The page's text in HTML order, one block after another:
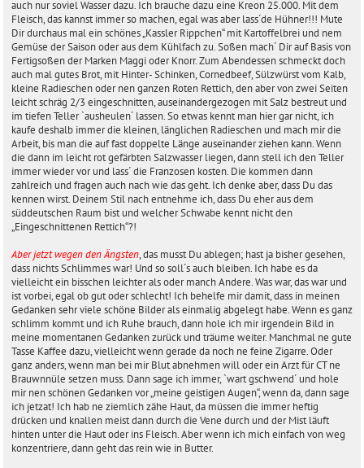
auch nur soviel Wasser dazu. Ich brauche dazu eine Kreon 25.000. Mit dem
Fleisch, das kannst immer so machen, egal was aber lass´de Hühner!!! Mute
Dir durchaus mal ein schönes „Kassler Rippchen“ mit Kartoffelbrei und nem
Gemüse der Saison oder aus dem Kühlfach zu. Soßen mach´ Dir auf Basis von
Fertigsoßen der Marken Maggi oder Knorr. Zum Abendessen schmeckt doch
auch mal gutes Brot, mit Hinter- Schinken, Cornedbeef, Sülzwürst vom Kalb,
kleine Radieschen oder nen ganzen Roten Rettich, den aber von zwei Seiten
leicht schräg 2/3 eingeschnitten, auseinandergezogen mit Salz bestreut und
im tiefen Teller `ausheulen´ lassen. So etwas kennt man hier gar nicht, ich
kaufe deshalb immer die kleinen, länglichen Radieschen und mach mir die
Arbeit, bis man die auf fast doppelte Länge auseinander ziehen kann. Wenn
die dann im leicht rot gefärbten Salzwasser liegen, dann stell ich den Teller
immer wieder vor und lass´ die Franzosen kosten. Die kommen dann
zahlreich und fragen auch nach wie das geht. Ich denke aber, dass Du das
kennen wirst. Deinem Stil nach entnehme ich, dass Du eher aus dem
süddeutschen Raum bist und welcher Schwabe kennt nicht den
„Eingeschnittenen Rettich“?!
Aber jetzt wegen den Ängsten, das musst Du ablegen; hast ja bisher gesehen,
dass nichts Schlimmes war! Und so soll´s auch bleiben. Ich habe es da
vielleicht ein bisschen leichter als oder manch Andere. Was war, das war und
ist vorbei, egal ob gut oder schlecht! Ich behelfe mir damit, dass in meinen
Gedanken sehr viele schöne Bilder als einmalig abgelegt habe. Wenn es ganz
schlimm kommt und ich Ruhe brauch, dann hole ich mir irgendein Bild in
meine momentanen Gedanken zurück und träume weiter. Manchmal ne gute
Tasse Kaffee dazu, vielleicht wenn gerade da noch ne feine Zigarre. Oder
ganz anders, wenn man bei mir Blut abnehmen will oder ein Arzt für CT ne
Brauwnnüle setzen muss. Dann sage ich immer, `wart gschwend´ und hole
mir nen schönen Gedanken vor „meine geistigen Augen“, wenn da, dann sage
ich jetzat! Ich hab ne ziemlich zähe Haut, da müssen die immer heftig
drücken und knallen meist dann durch die Vene durch und der Mist läuft
hinten unter die Haut oder ins Fleisch. Aber wenn ich mich einfach von weg
konzentriere, dann geht das rein wie in Butter.